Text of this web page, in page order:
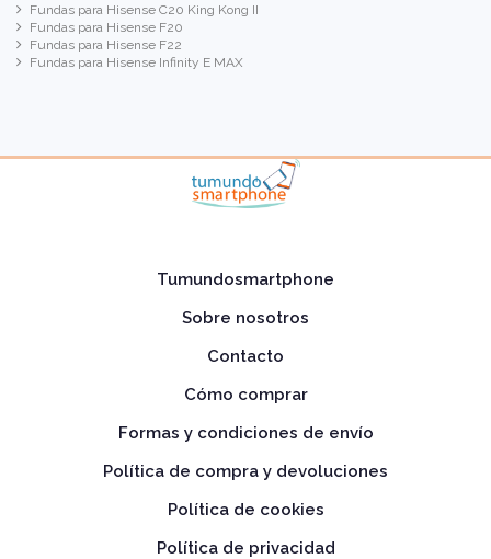
Fundas para Hisense C20 King Kong II
Fundas para Hisense F20
Fundas para Hisense F22
Fundas para Hisense Infinity E MAX
Tumundosmartphone
Sobre nosotros
Contacto
Cómo comprar
Formas y condiciones de envío
Política de compra y devoluciones
Política de cookies
Política de privacidad